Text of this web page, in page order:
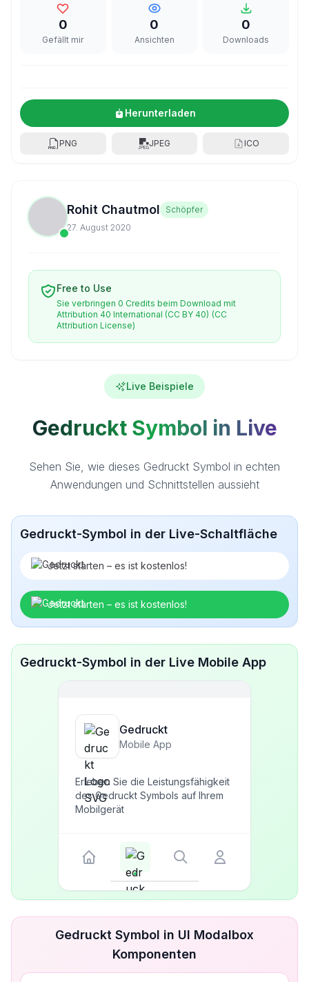
0
Gefällt mir
0
Ansichten
0
Downloads
Herunterladen
PNG JPEG ICO
Rohit Chautmol
Schöpfer
27. August 2020
Free to Use
Sie verbringen 0 Credits beim Download mit
Attribution 40 International (CC BY 40) (CC
Attribution License)
Live Beispiele
Gedruckt Symbol in Live
Sehen Sie, wie dieses Gedruckt Symbol in echten
Anwendungen und Schnittstellen aussieht
Gedruckt-Symbol in der Live-Schaltfläche
Jetzt starten – es ist kostenlos!
Jetzt starten – es ist kostenlos!
Gedruckt-Symbol in der Live Mobile App
Gedruckt
Mobile App
Erleben Sie die Leistungsfähigkeit
des Gedruckt Symbols auf Ihrem
Mobilgerät
Gedruckt Symbol in UI Modalbox
Komponenten